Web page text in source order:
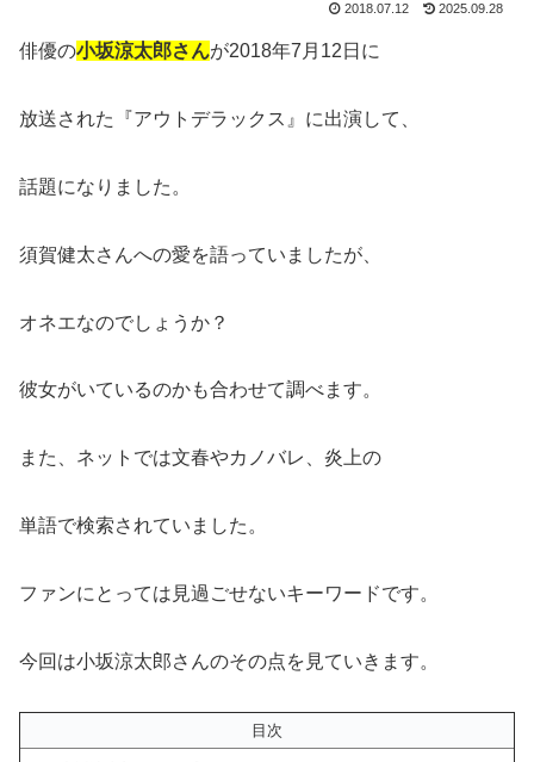
2018.07.12 2025.09.28
俳優の小坂涼太郎さんが2018年7月12日に
放送された『アウトデラックス』に出演して、
話題になりました。
須賀健太さんへの愛を語っていましたが、
オネエなのでしょうか？
彼女がいているのかも合わせて調べます。
また、ネットでは文春やカノバレ、炎上の
単語で検索されていました。
ファンにとっては見過ごせないキーワードです。
今回は小坂涼太郎さんのその点を見ていきます。
目次